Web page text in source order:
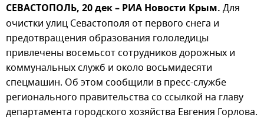
СЕВАСТОПОЛЬ, 20 дек – РИА Новости Крым. Для
очистки улиц Севастополя от первого снега и
предотвращения образования гололедицы
привлечены восемьсот сотрудников дорожных и
коммунальных служб и около восьмидесяти
спецмашин. Об этом сообщили в пресс-службе
регионального правительства со ссылкой на главу
департамента городского хозяйства Евгения Горлова.